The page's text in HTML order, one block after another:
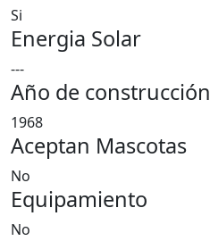
Si
Energia Solar
---
Año de construcción
1968
Aceptan Mascotas
No
Equipamiento
No